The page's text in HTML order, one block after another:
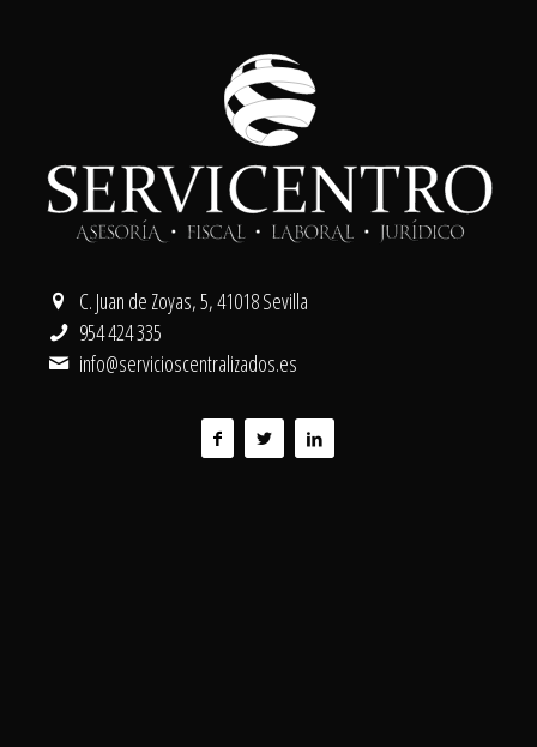
C. Juan de Zoyas, 5, 41018 Sevilla
954 424 335
info@servicioscentralizados.es